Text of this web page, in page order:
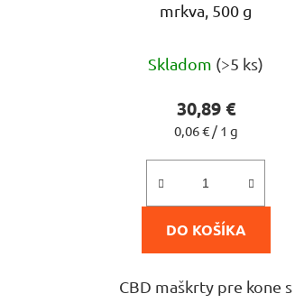
mrkva, 500 g
hodnotenie
produktu
je
5,0
z
5
hviezdičiek.
Skladom (>5 ks)
30,89 €
Jednotková
0,06 € / 1 g
DO KOŠÍKA
CBD maškrty pre kone s